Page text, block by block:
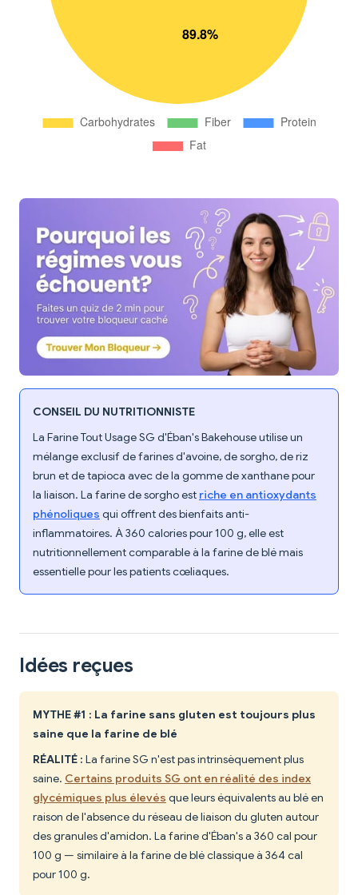
CONSEIL DU NUTRITIONNISTE
La Farine Tout Usage SG d'Éban's Bakehouse utilise un
mélange exclusif de farines d'avoine, de sorgho, de riz
brun et de tapioca avec de la gomme de xanthane pour
la liaison. La farine de sorgho est riche en antioxydants
phénoliques qui offrent des bienfaits anti-
inflammatoires. À 360 calories pour 100 g, elle est
nutritionnellement comparable à la farine de blé mais
essentielle pour les patients cœliaques.
Idées reçues
MYTHE #1 : La farine sans gluten est toujours plus
saine que la farine de blé
RÉALITÉ : La farine SG n'est pas intrinsèquement plus
saine. Certains produits SG ont en réalité des index
glycémiques plus élevés que leurs équivalents au blé en
raison de l'absence du réseau de liaison du gluten autour
des granules d'amidon. La farine d'Éban's a 360 cal pour
100 g — similaire à la farine de blé classique à 364 cal
pour 100 g.